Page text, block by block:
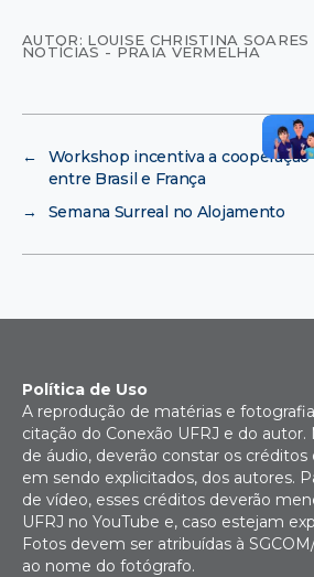
AUTOR: LOUISE CHRISTINA
NOTÍCIAS - PRAIA VERMELHA
←
Workshop incentiva a
entre Brasil e França
→
Semana Surreal no Alojamento
Política de Uso
A reprodução de matérias e
citação do Conexão UFRJ e do autor.
de áudio, deverão constar os créditos
em sendo explicitados, dos autores.
de vídeo, esses créditos deverão
UFRJ no YouTube e, caso estejam
Fotos devem ser atribuídas à
ao nome do fotógrafo.